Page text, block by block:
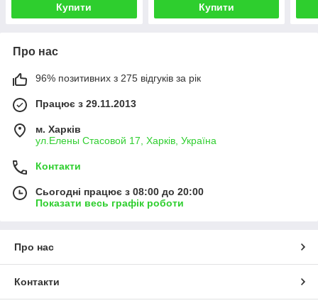
Купити Купити
Про нас
96% позитивних з 275 відгуків за рік
Працює з 29.11.2013
м. Харків
ул.Елены Стасовой 17, Харків, Україна
Контакти
Сьогодні працює з 08:00 до 20:00
Показати весь графік роботи
Про нас
Контакти